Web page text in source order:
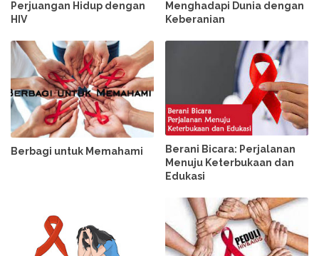
Perjuangan Hidup dengan
HIV
Menghadapi Dunia dengan
Keberanian
Berbagi untuk Memahami
Berani Bicara: Perjalanan
Menuju Keterbukaan dan
Edukasi